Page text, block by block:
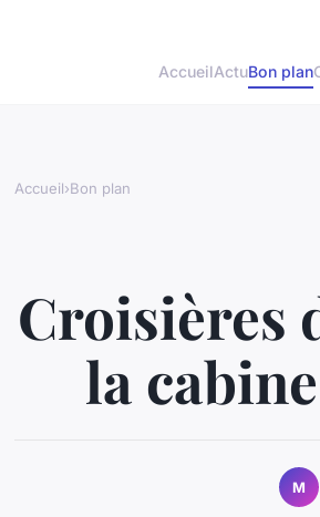
AccueilActuBon plan
Accueil›Bon plan
Croisières
la
M